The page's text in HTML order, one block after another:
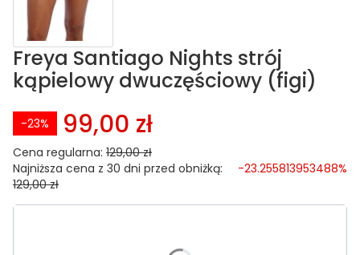
Freya Santiago Nights strój
kąpielowy dwuczęściowy (figi)
99,00 zł
Cena regularna: 129,00 zł
-23%
Najniższa cena z 30 dni przed obniżką:
129,00 zł
-23.255813953488%